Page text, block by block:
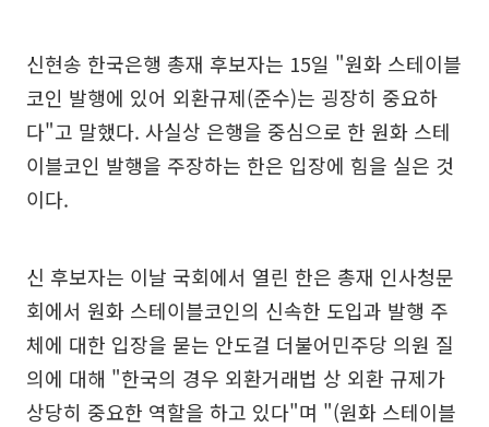
신현송 한국은행 총재 후보자는 15일 "원화 스테이블
코인 발행에 있어 외환규제(준수)는 굉장히 중요하
다"고 말했다. 사실상 은행을 중심으로 한 원화 스테
이블코인 발행을 주장하는 한은 입장에 힘을 실은 것
이다.
신 후보자는 이날 국회에서 열린 한은 총재 인사청문
회에서 원화 스테이블코인의 신속한 도입과 발행 주
체에 대한 입장을 묻는 안도걸 더불어민주당 의원 질
의에 대해 "한국의 경우 외환거래법 상 외환 규제가
상당히 중요한 역할을 하고 있다"며 "(원화 스테이블